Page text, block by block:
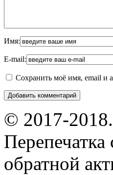
Имя:
E-mail:
Сохранить моё имя, email и
© 2017-2018.
Перепечатка
обратной